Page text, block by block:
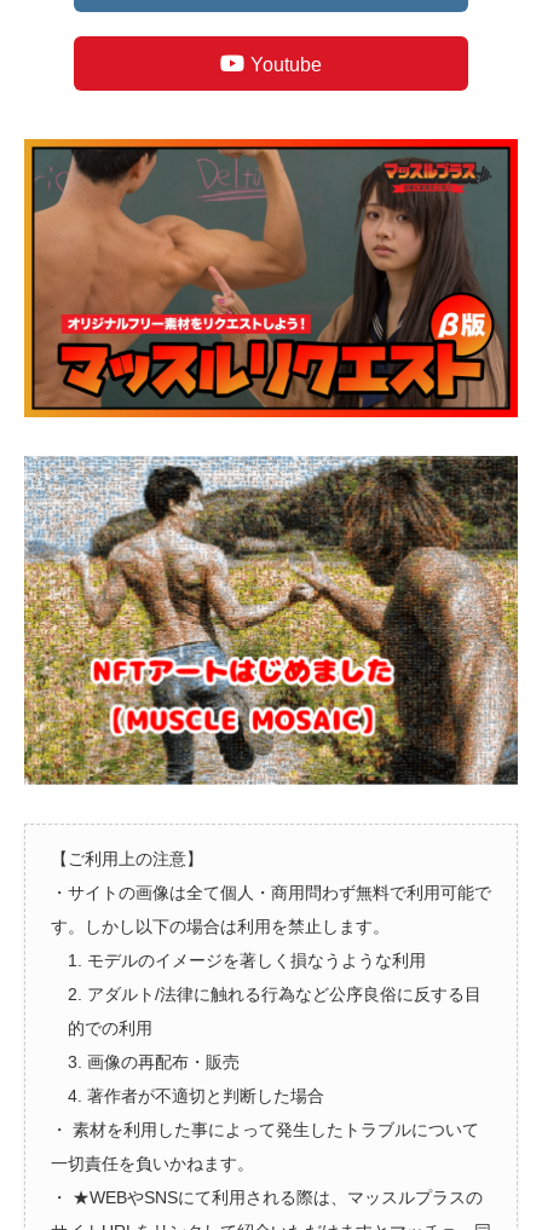
Youtube
【ご利用上の注意】
・サイトの画像は全て個人・商用問わず無料で利用可能で
す。しかし以下の場合は利用を禁止します。
1. モデルのイメージを著しく損なうような利用
2. アダルト/法律に触れる行為など公序良俗に反する目
的での利用
3. 画像の再配布・販売
4. 著作者が不適切と判断した場合
・ 素材を利用した事によって発生したトラブルについて
一切責任を負いかねます。
・ ★WEBやSNSにて利用される際は、マッスルプラスの